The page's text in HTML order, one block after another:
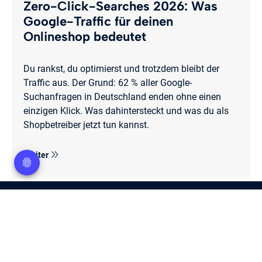
Zero-Click-Searches 2026: Was
Google-Traffic für deinen
Onlineshop bedeutet
Du rankst, du optimierst und trotzdem bleibt der
Traffic aus. Der Grund: 62 % aller Google-
Suchanfragen in Deutschland enden ohne einen
einzigen Klick. Was dahintersteckt und was du als
Shopbetreiber jetzt tun kannst.
Weiter